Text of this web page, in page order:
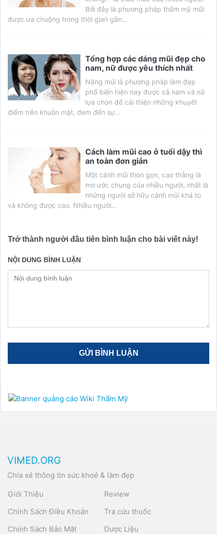
Bởi đây là phương pháp thẩm mỹ mũi
được ưa chuộng trong thời gian gần...
Tổng hợp các dáng mũi đẹp cho
nam, nữ được yêu thích nhất
Nâng mũi là phương pháp làm đẹp
phổ biến hiện nay được cả nam và nữ
lựa chọn để cải thiện những khuyết
điểm trên khuôn mặt, đem đến sự...
Cách làm mũi cao ở tuổi dậy thì
an toàn đơn giản
Một cánh mũi thon gọn, cao thẳng là
mơ ước chung của nhiều người, nhất là
những người sở hữu cánh mũi khá to
và không được cao. Nhiều người...
Trở thành người đầu tiên bình luận cho bài viết này!
NỘI DUNG BÌNH LUẬN
VIMED.ORG
Chia sẻ thông tin sức khoẻ & làm đẹp
Giới Thiệu
Chính Sách Điều Khoản
Chính Sách Bảo Mật
Review
Tra cứu thuốc
Dược Liệu